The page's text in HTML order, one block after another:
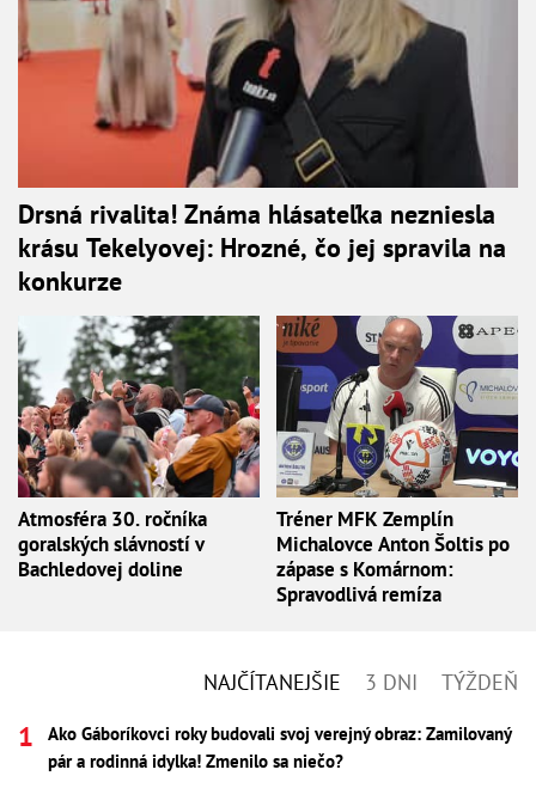
Drsná rivalita! Známa hlásateľka nezniesla
krásu Tekelyovej: Hrozné, čo jej spravila na
konkurze
Atmosféra 30. ročníka
goralských slávností v
Bachledovej doline
Tréner MFK Zemplín
Michalovce Anton Šoltis po
zápase s Komárnom:
Spravodlivá remíza
NAJČÍTANEJŠIE 3 DNI TÝŽDEŇ
Ako Gáboríkovci roky budovali svoj verejný obraz: Zamilovaný
pár a rodinná idylka! Zmenilo sa niečo?